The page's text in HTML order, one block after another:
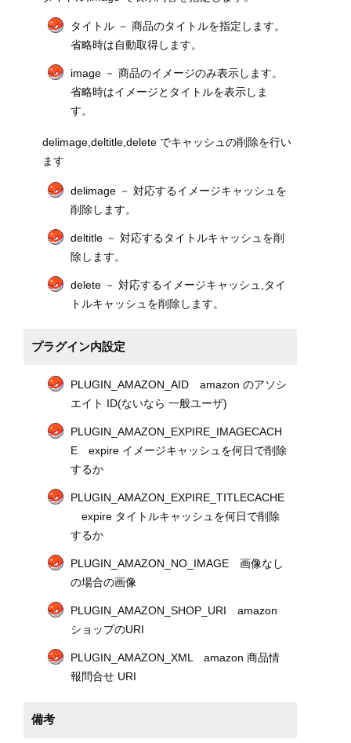
タイトル － 商品のタイトルを指定します。
省略時は自動取得します。
image － 商品のイメージのみ表示します。
省略時はイメージとタイトルを表示しま
す。
delimage,deltitle,delete でキャッシュの削除を行い
ます
delimage － 対応するイメージキャッシュを
削除します。
deltitle － 対応するタイトルキャッシュを削
除します。
delete － 対応するイメージキャッシュ,タイ
トルキャッシュを削除します。
プラグイン内設定
PLUGIN_AMAZON_AID amazon のアソシ
エイト ID(ないなら 一般ユーザ)
PLUGIN_AMAZON_EXPIRE_IMAGECACH
E expire イメージキャッシュを何日で削除
するか
PLUGIN_AMAZON_EXPIRE_TITLECACHE
expire タイトルキャッシュを何日で削除
するか
PLUGIN_AMAZON_NO_IMAGE 画像なし
の場合の画像
PLUGIN_AMAZON_SHOP_URI amazon
ショップのURI
PLUGIN_AMAZON_XML amazon 商品情
報問合せ URI
備考